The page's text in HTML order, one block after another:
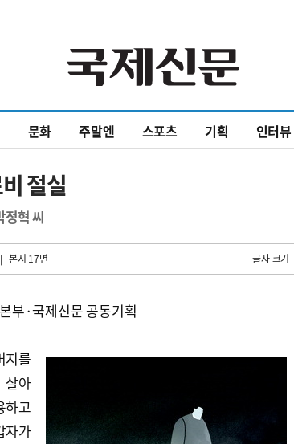
문화 주말엔 스포츠 기획 인터뷰
절실
정혁 씨
| 본지 17면 글자 크기
부·국제신문 공동기획
지를
살아
하고
자가